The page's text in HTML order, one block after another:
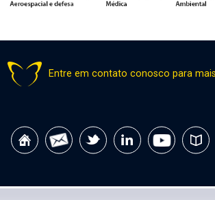
Entre em contato conosco para